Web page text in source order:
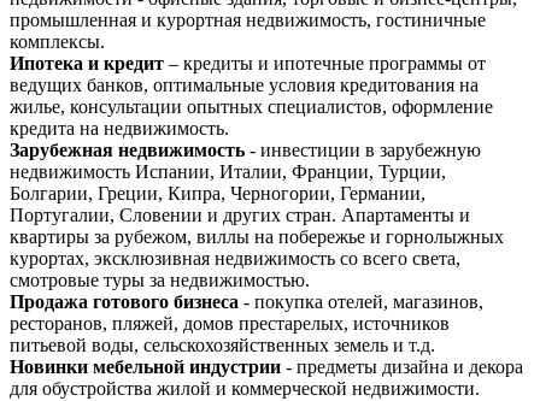
промышленная и курортная недвижимость, гостиничные
комплексы.
Ипотека и кредит – кредиты и ипотечные программы от
ведущих банков, оптимальные условия кредитования на
жилье, консультации опытных специалистов, оформление
кредита на недвижимость.
Зарубежная недвижимость - инвестиции в зарубежную
недвижимость Испании, Италии, Франции, Турции,
Болгарии, Греции, Кипра, Черногории, Германии,
Португалии, Словении и других стран. Апартаменты и
квартиры за рубежом, виллы на побережье и горнолыжных
курортах, эксклюзивная недвижимость со всего света,
смотровые туры за недвижимостью.
Продажа готового бизнеса - покупка отелей, магазинов,
ресторанов, пляжей, домов престарелых, источников
питьевой воды, сельскохозяйственных земель и т.д.
Новинки мебельной индустрии - предметы дизайна и декора
для обустройства жилой и коммерческой недвижимости.